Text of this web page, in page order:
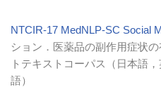
NTCIR-17 MedNLP-SC Social
ション．医薬品の副作用症状
トテキストコーパス（日本語
語）